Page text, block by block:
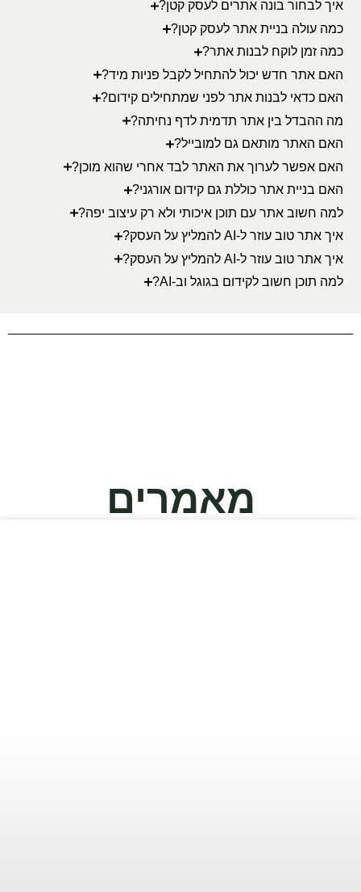
איך לבחור בונה אתרים לעסק קטן?
כמה עולה בניית אתר לעסק קטן?
כמה זמן לוקח לבנות אתר?
האם אתר חדש יכול להתחיל לקבל פניות מיד?
האם כדאי לבנות אתר לפני שמתחילים קידום?
מה ההבדל בין אתר תדמית לדף נחיתה?
האם האתר מותאם גם למובייל?
האם אפשר לערוך את האתר לבד אחרי שהוא מוכן?
האם בניית אתר כוללת גם קידום אורגני?
למה חשוב אתר עם תוכן איכותי ולא רק עיצוב יפה?
איך אתר טוב עוזר ל-AI להמליץ על העסק?
איך אתר טוב עוזר ל-AI להמליץ על העסק?
למה תוכן חשוב לקידום בגוגל וב-AI?
מאמרים